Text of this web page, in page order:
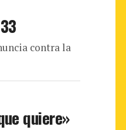
contra la
quiere»